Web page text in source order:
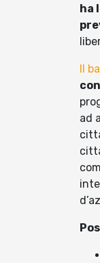
ha
Il
ad